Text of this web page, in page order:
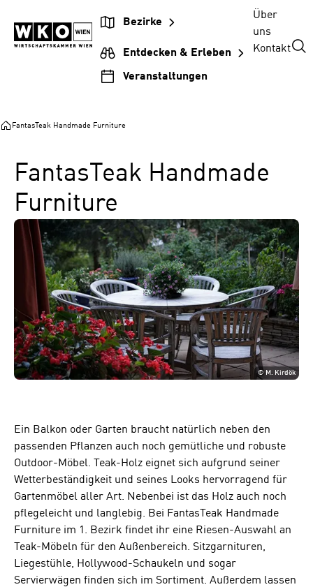
Inhalt
springen
Hauptnavigation
springen
Footer
springen
Bezirke
Entdecken & Erleben
Veranstaltungen
Über
uns
Kontakt
FantasTeak Handmade Furniture
FantasTeak Handmade
Furniture
© M. Kirdök
Ein Balkon oder Garten braucht natürlich neben den
passenden Pflanzen auch noch gemütliche und robuste
Outdoor-Möbel. Teak-Holz eignet sich aufgrund seiner
Wetterbeständigkeit und seines Looks hervorragend für
Gartenmöbel aller Art. Nebenbei ist das Holz auch noch
pflegeleicht und langlebig. Bei FantasTeak Handmade
Furniture im 1. Bezirk findet ihr eine Riesen-Auswahl an
Teak-Möbeln für den Außenbereich. Sitzgarnituren,
Liegestühle, Hollywood-Schaukeln und sogar
Servierwägen finden sich im Sortiment. Außerdem lassen